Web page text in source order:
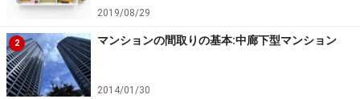
2019/08/29
2 マンションの間取りの基本:中廊下型マンション
2014/01/30